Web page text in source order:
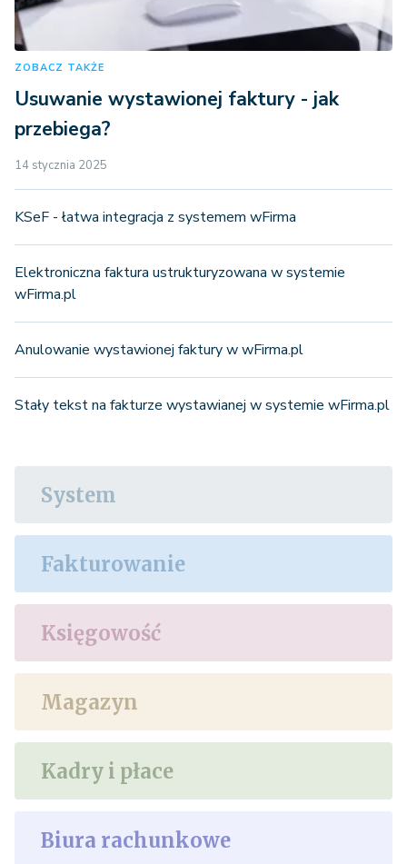
ZOBACZ TAKŻE
Usuwanie wystawionej faktury - jak
przebiega?
14 stycznia 2025
KSeF - łatwa integracja z systemem wFirma
Elektroniczna faktura ustrukturyzowana w systemie
wFirma.pl
Anulowanie wystawionej faktury w wFirma.pl
Stały tekst na fakturze wystawianej w systemie wFirma.pl
System
Fakturowanie
Księgowość
Magazyn
Kadry i płace
Biura rachunkowe